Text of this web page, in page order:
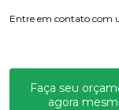
Entre em contato com
Faça seu
agora